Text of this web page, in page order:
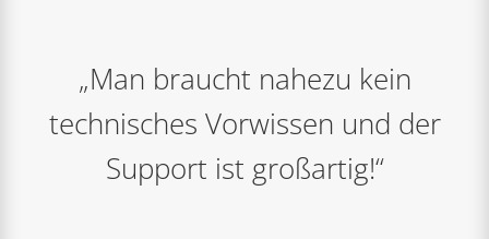
„Man braucht nahezu kein
technisches Vorwissen und der
Support ist großartig!“